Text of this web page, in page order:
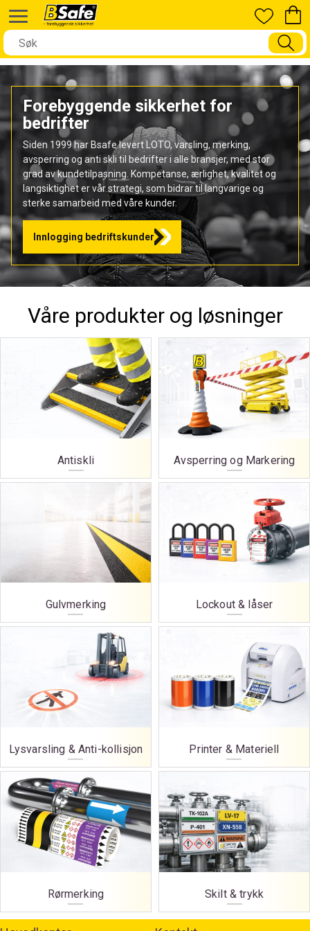
Forebyggende sikkerhet for
bedrifter
Siden 1999 har Bsafe levert LOTO, varsling, merking,
avsperring og anti skli til bedrifter i alle bransjer, med stor
grad av kundetilpasning. Kompetanse, ærlighet, kvalitet og
langsiktighet er vår strategi, som bidrar til langvarige og
sterke samarbeid med våre kunder.
Innlogging bedriftskunder
Våre produkter og løsninger
Antiskli Avsperring og Markering
Gulvmerking Lockout & låser
Lysvarsling & Anti-kollisjon Printer & Materiell
Rørmerking Skilt & trykk